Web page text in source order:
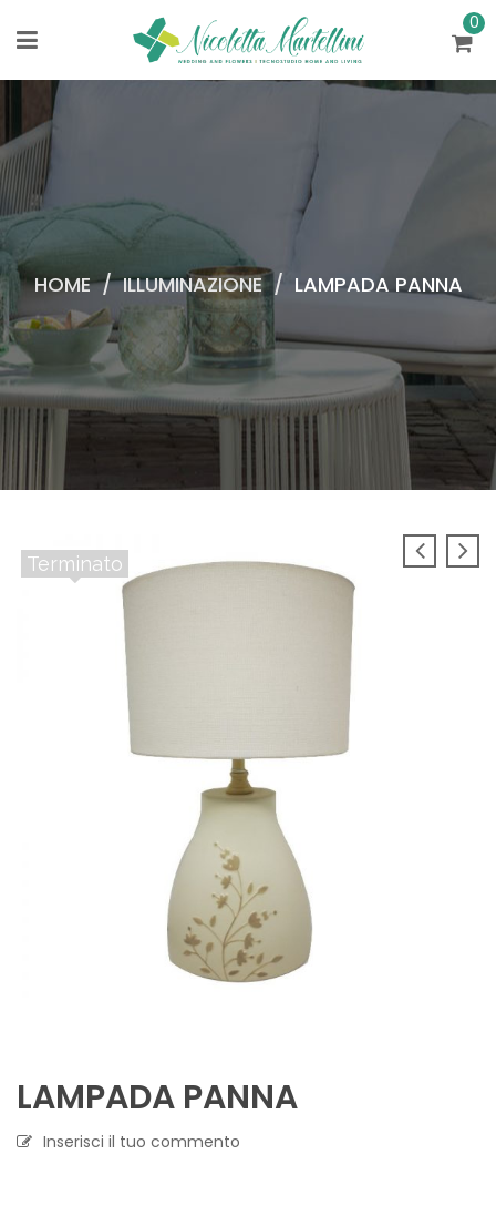
0
HOME / ILLUMINAZIONE / LAMPADA PANNA
Terminato
LAMPADA PANNA
Inserisci il tuo commento